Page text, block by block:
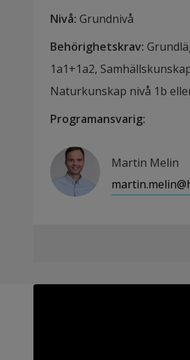
Nivå: Grundnivå
Behörighetskrav:
1a1+1a2,
Naturkunskap nivå 1b
Programansvarig:
Martin Melin